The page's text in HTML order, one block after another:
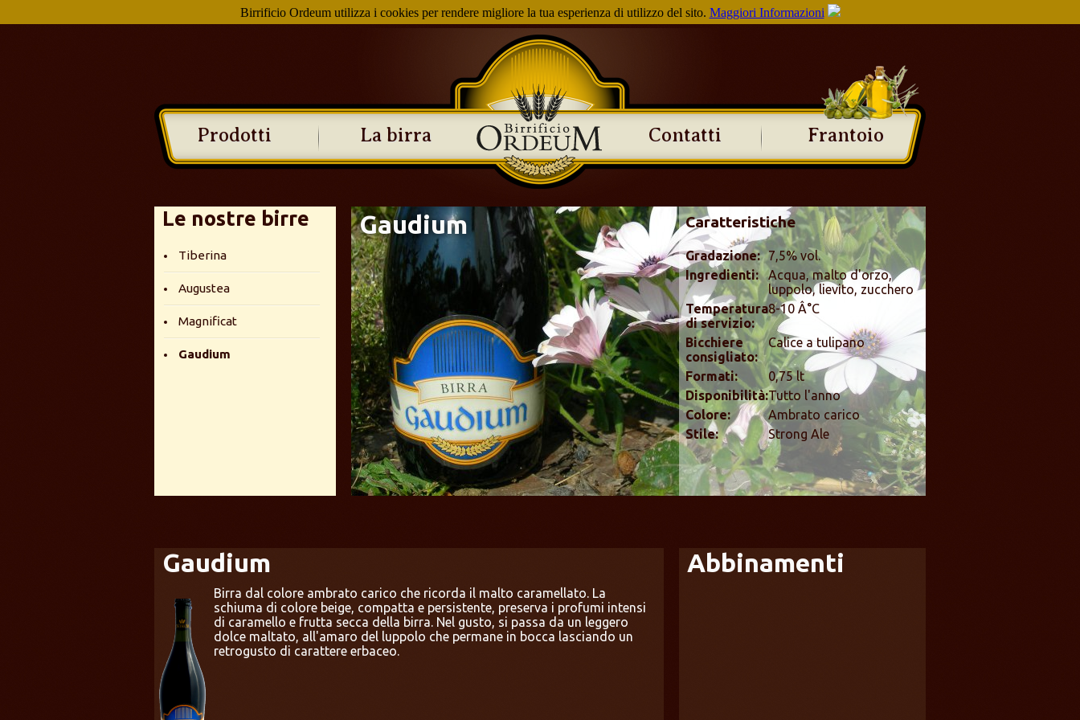
Birrificio Ordeum utilizza i cookies per rendere migliore la tua esperienza di utilizzo del sito. Maggiori Informazioni
Prodotti La birra Contatti Frantoio
Le nostre birre
Tiberina
Augustea
Magnificat
Gaudium
Gaudium Caratteristiche
Gradazione: 7,5% vol.
Ingredienti:
Acqua, malto d'orzo,
luppolo, lievito, zucchero
Temperatura
di servizio:
8-10 Â°C
Bicchiere
consigliato:
Calice a tulipano
Formati:
0,75 lt
Disponibilità:Tutto l'anno
Colore:
Ambrato carico
Stile:
Strong Ale
Gaudium
Birra dal colore ambrato carico che ricorda il malto caramellato. La
schiuma di colore beige, compatta e persistente, preserva i profumi intensi
di caramello e frutta secca della birra. Nel gusto, si passa da un leggero
dolce maltato, all'amaro del luppolo che permane in bocca lasciando un
retrogusto di carattere erbaceo.
Abbinamenti